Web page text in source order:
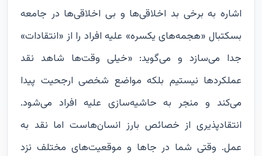
اشاره به برخی بد اخلاقی‌ها و بی اخلاقی‌ها در جامعه
بسکتبال «هجمه‌های یکسره» علیه افراد را از «انتقادات»
جدا می‌سازد و می‌گوید: «خیلی وقت‌ها شاهد نقد
عملکردها نیستیم بلکه مواضع شخصی ارجحیت پیدا
می‌کند و منجر به حاشیه‌سازی علیه افراد می‌شود.
انتقادپذیری از خصائص بارز انسان‌هاست اما نقد به
عمل. وقتی شما در جاها و موقعیت‌های مختلف نزد